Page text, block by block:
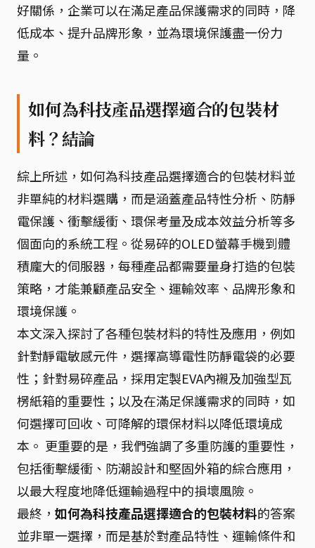
好關係，企業可以在滿足產品保護需求的同時，降
低成本、提升品牌形象，並為環境保護盡一份力
量。
如何為科技產品選擇適合的包裝材
料？結論
綜上所述，如何為科技產品選擇適合的包裝材料並
非單純的材料選購，而是涵蓋產品特性分析、防靜
電保護、衝擊緩衝、環保考量及成本效益分析等多
個面向的系統工程。從易碎的OLED螢幕手機到體
積龐大的伺服器，每種產品都需要量身打造的包裝
策略，才能兼顧產品安全、運輸效率、品牌形象和
環境保護。
本文深入探討了各種包裝材料的特性及應用，例如
針對靜電敏感元件，選擇高導電性防靜電袋的必要
性；針對易碎產品，採用定製EVA內襯及加強型瓦
楞紙箱的重要性；以及在滿足保護需求的同時，如
何選擇可回收、可降解的環保材料以降低環境成
本。 更重要的是，我們強調了多重防護的重要性，
包括衝擊緩衝、防潮設計和堅固外箱的綜合應用，
以最大程度地降低運輸過程中的損壞風險。
最終， 如何為科技產品選擇適合的包裝材料的答案
並非單一選擇，而是基於對產品特性、運輸條件和